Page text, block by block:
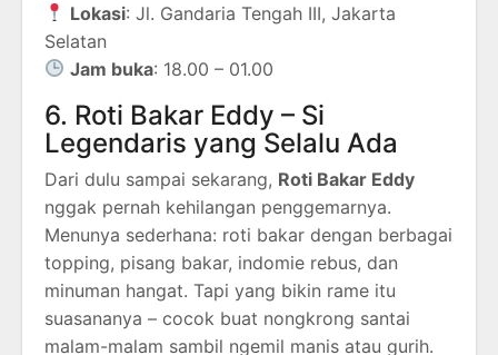
Lokasi: Jl. Gandaria Tengah III, Jakarta
Selatan
Jam buka: 18.00 – 01.00
6. Roti Bakar Eddy – Si
Legendaris yang Selalu Ada
Dari dulu sampai sekarang, Roti Bakar Eddy
nggak pernah kehilangan penggemarnya.
Menunya sederhana: roti bakar dengan berbagai
topping, pisang bakar, indomie rebus, dan
minuman hangat. Tapi yang bikin rame itu
suasananya – cocok buat nongkrong santai
malam-malam sambil ngemil manis atau gurih.